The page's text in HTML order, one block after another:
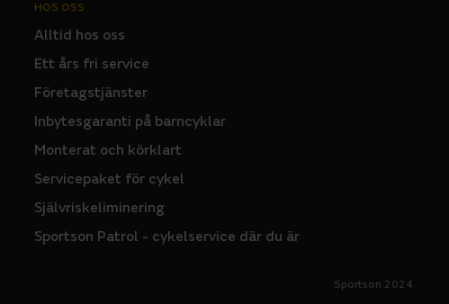
HOS OSS
Alltid hos oss
Ett års fri service
Företagstjänster
Inbytesgaranti på barncyklar
Monterat och körklart
Servicepaket för cykel
Självriskeliminering
Sportson Patrol - cykelservice där du är
Sportson 2024